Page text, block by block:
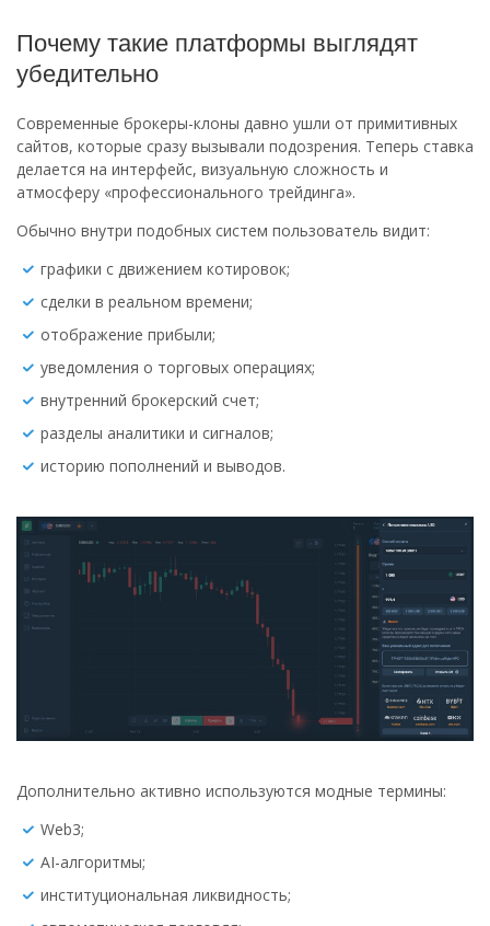
Почему такие платформы выглядят
убедительно
Современные брокеры-клоны давно ушли от примитивных
сайтов, которые сразу вызывали подозрения. Теперь ставка
делается на интерфейс, визуальную сложность и
атмосферу «профессионального трейдинга».
Обычно внутри подобных систем пользователь видит:
графики с движением котировок;
сделки в реальном времени;
отображение прибыли;
уведомления о торговых операциях;
внутренний брокерский счет;
разделы аналитики и сигналов;
историю пополнений и выводов.
Дополнительно активно используются модные термины:
Web3;
AI-алгоритмы;
институциональная ликвидность;